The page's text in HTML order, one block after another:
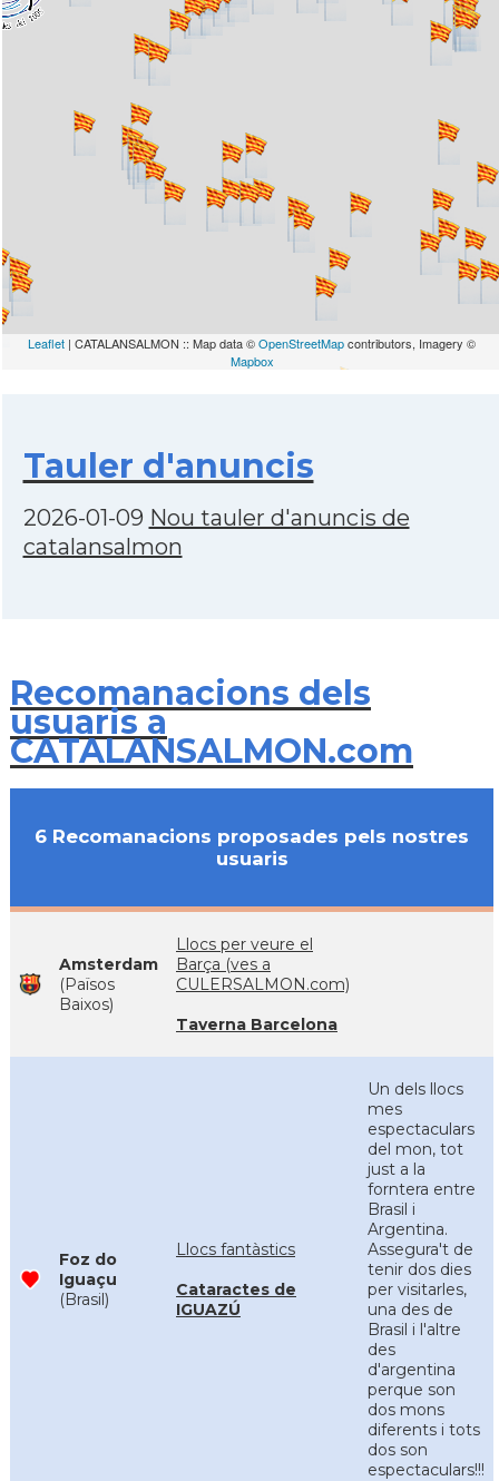
Leaflet | CATALANSALMON :: Map data ©OpenStreetMapcontributors, Imagery ©
Mapbox
Tauler d'anuncis
2026-01-09 Nou tauler d'anuncis de
catalansalmon
Recomanacions dels
usuaris a
CATALANSALMON.com
6 Recomanacions proposades pels nostres
usuaris
Amsterdam
(Països
Baixos)
Llocs per veure el
Barça (ves a
CULERSALMON.com)
Taverna Barcelona
Foz do
Iguaçu
(Brasil)
Llocs fantàstics
Cataractes de
IGUAZÚ
Un dels llocs
mes
espectaculars
del mon, tot
just a la
forntera entre
Brasil i
Argentina.
Assegura't de
tenir dos dies
per visitarles,
una des de
Brasil i l'altre
des
d'argentina
perque son
dos mons
diferents i tots
dos son
espectaculars!!!